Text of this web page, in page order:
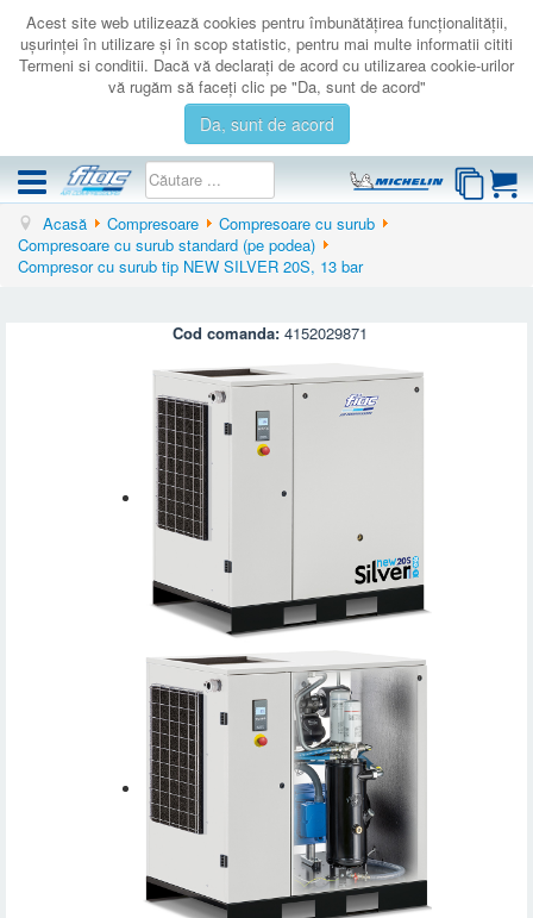
Acest site web utilizează cookies pentru îmbunătăţirea funcţionalităţii,
uşurinţei în utilizare şi în scop statistic, pentru mai multe informatii cititi
Termeni si conditii. Dacă vă declaraţi de acord cu utilizarea cookie-urilor
vă rugăm să faceţi clic pe "Da, sunt de acord"
Da, sunt de acord
COMPRESOARE
ACCESORII
AUTENTIFICARE
Acasă Compresoare
Compresoare cu surub
Compresoare cu surub standard (pe podea)
Compresor cu surub tip NEW SILVER 20S, 13 bar
Cod comanda: 4152029871